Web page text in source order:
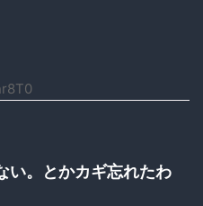
い。とかカギ忘れたわ